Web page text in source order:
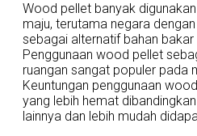
Wood pellet banyak
maju, terutama negara
sebagai alternatif bahan
Penggunaan wood pellet
ruangan sangat populer pada
Keuntungan penggunaan
yang lebih hemat
lainnya dan lebih mudah